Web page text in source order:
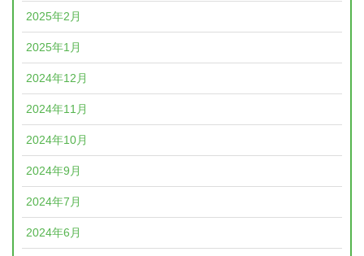
2025年2月
2025年1月
2024年12月
2024年11月
2024年10月
2024年9月
2024年7月
2024年6月